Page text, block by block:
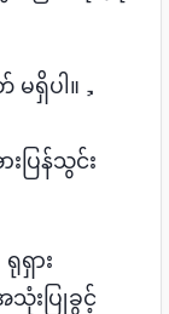
ရှိပါ။，
းပြန်သွင်း
ရှား
သုံးပြုခွင့်